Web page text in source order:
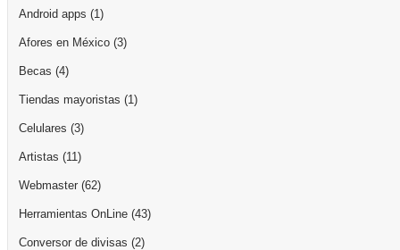
Android apps (1)
Afores en México (3)
Becas (4)
Tiendas mayoristas (1)
Celulares (3)
Artistas (11)
Webmaster (62)
Herramientas OnLine (43)
Conversor de divisas (2)